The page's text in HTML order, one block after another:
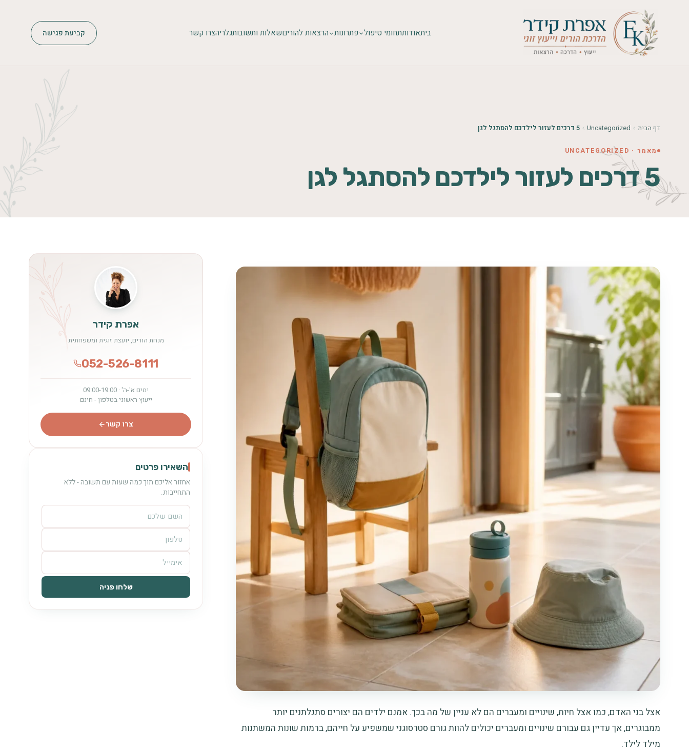
ביתאודותתחומי טיפול פתרונות הרצאות להוריםשאלות ותשובותגלריהצרו קשר קביעת פגישה
דף הבית Uncategorized 5 דרכים לעזור לילדכם להסתגל לגן
מאמר · UNCATEGORIZED
5 דרכים לעזור לילדכם להסתגל לגן
אצל בני האדם, כמו אצל חיות, שינויים ומעברים הם לא עניין של מה בכך. אמנם ילדים הם יצורים סתגלתנים יותר
ממבוגרים, אך עדיין גם עבורם שינויים ומעברים יכולים להוות גורם סטרסוגני שמשפיע על חייהם, ברמות שונות המשתנות
מילד לילד.
אפרת קידר
מנחת הורים, יועצת זוגית ומשפחתית
052-526-8111
ימים א'-ה' · 09:00-19:00
ייעוץ ראשוני בטלפון - חינם
צרו קשר
השאירו פרטים
אחזור אליכם תוך כמה שעות עם תשובה - ללא
התחייבות.
שלחו פניה